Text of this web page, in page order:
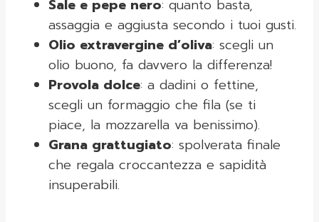
Sale e pepe nero: quanto basta,
assaggia e aggiusta secondo i tuoi gusti.
Olio extravergine d’oliva: scegli un
olio buono, fa davvero la differenza!
Provola dolce: a dadini o fettine,
scegli un formaggio che fila (se ti
piace, la mozzarella va benissimo).
Grana grattugiato: spolverata finale
che regala croccantezza e sapidità
insuperabili.